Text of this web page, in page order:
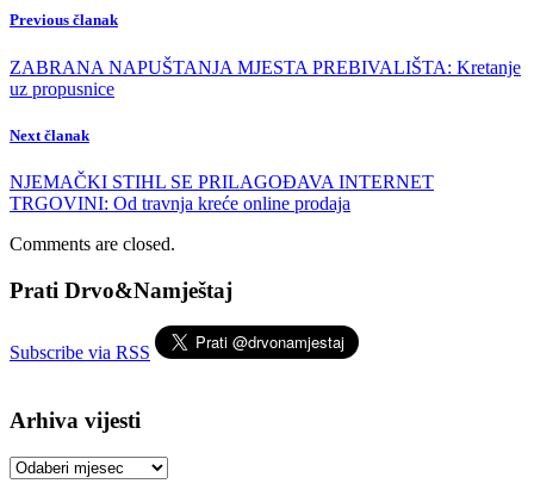
Previous članak
ZABRANA NAPUŠTANJA MJESTA PREBIVALIŠTA: Kretanje
uz propusnice
Next članak
NJEMAČKI STIHL SE PRILAGOĐAVA INTERNET
TRGOVINI: Od travnja kreće online prodaja
Comments are closed.
Prati Drvo&Namještaj
Subscribe via RSS
Arhiva vijesti
Arhiva